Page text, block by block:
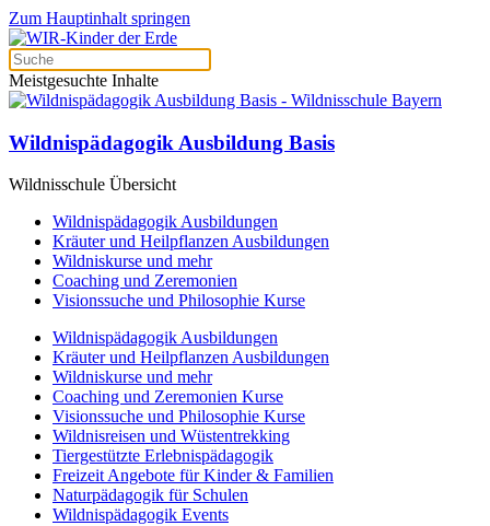
Zum Hauptinhalt springen
Meistgesuchte Inhalte
Wildnispädagogik Ausbildung Basis
Wildnisschule Übersicht
Wildnispädagogik Ausbildungen
Kräuter und Heilpflanzen Ausbildungen
Wildniskurse und mehr
Coaching und Zeremonien
Visionssuche und Philosophie Kurse
Wildnispädagogik Ausbildungen
Kräuter und Heilpflanzen Ausbildungen
Wildniskurse und mehr
Coaching und Zeremonien Kurse
Visionssuche und Philosophie Kurse
Wildnisreisen und Wüstentrekking
Tiergestützte Erlebnispädagogik
Freizeit Angebote für Kinder & Familien
Naturpädagogik für Schulen
Wildnispädagogik Events